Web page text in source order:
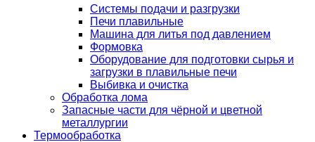
Системы подачи и разгрузки
Печи плавильные
Машина для литья под давлением
Формовка
Оборудование для подготовки сырья и
загрузки в плавильные печи
Выбивка и очистка
Обработка лома
Запасные части для чёрной и цветной
металлургии
Термообработка